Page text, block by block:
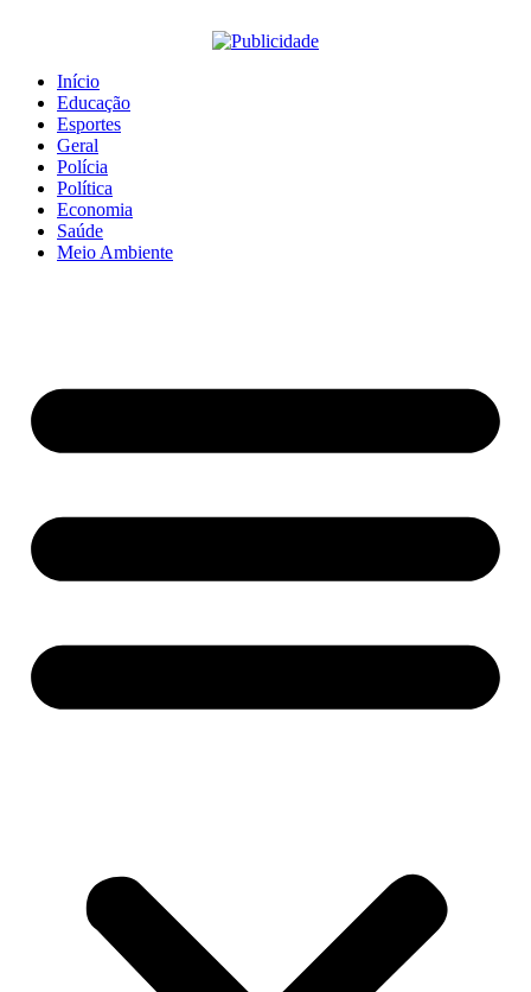
Início
Educação
Esportes
Geral
Polícia
Política
Economia
Saúde
Meio Ambiente